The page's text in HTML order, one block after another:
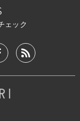
ェック